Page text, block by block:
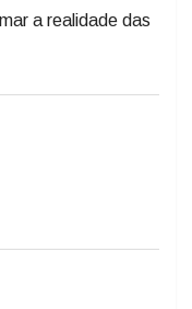
a realidade das